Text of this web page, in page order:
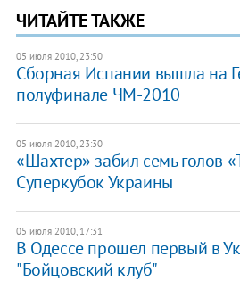
ЧИТАЙТЕ ТАКЖЕ
05 июля 2010, 23:50
Сборная Испании вышла на
полуфинале ЧМ-2010
05 июля 2010, 23:30
«Шахтер» забил семь голов
Суперкубок Украины
05 июля 2010, 17:31
В Одессе прошел первый в
"Бойцовский клуб"